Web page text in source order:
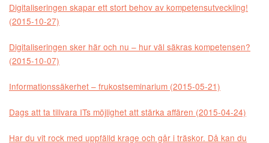
Digitaliseringen skapar ett stort behov av kompetensutveckling!
(2015-10-27)
Digitaliseringen sker här och nu – hur väl säkras kompetensen?
(2015-10-07)
Informationssäkerhet – frukostseminarium (2015-05-21)
Dags att ta tillvara ITs möjlighet att stärka affären (2015-04-24)
Har du vit rock med uppfälld krage och går i träskor. Då kan du